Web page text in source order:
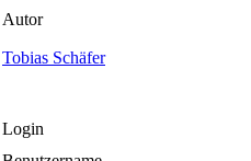
Autor
Tobias Schäfer
Login